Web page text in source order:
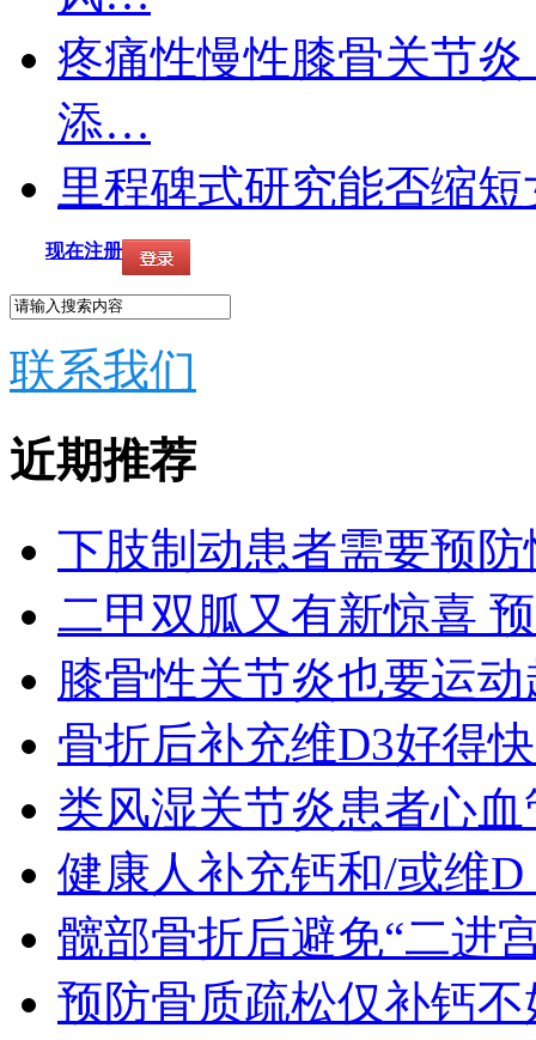
疼痛性慢性膝骨关节
添…
里程碑式研究能否缩
现在注册
联系我们
近期推荐
下肢制动患者需要预
二甲双胍又有新惊喜
膝骨性关节炎也要运
骨折后补充维D3好得
类风湿关节炎患者心
健康人补充钙和/或维
髋部骨折后避免“二进
预防骨质疏松仅补钙